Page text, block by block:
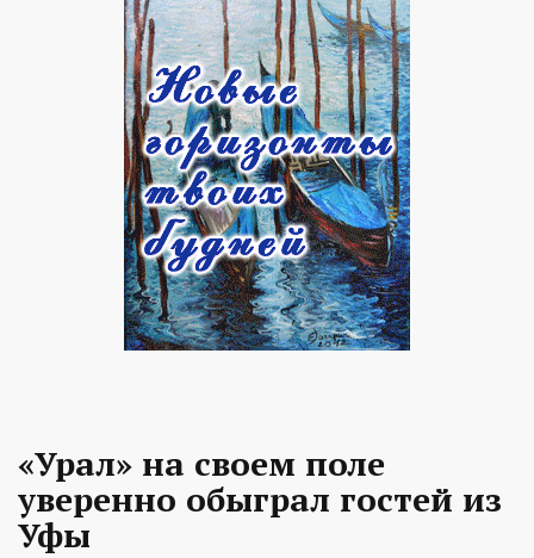
«Урал» на своем поле
уверенно обыграл гостей из
Уфы